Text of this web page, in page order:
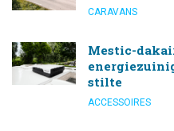
CARAVANS
Mestic-
stilte
ACCESSOIRES